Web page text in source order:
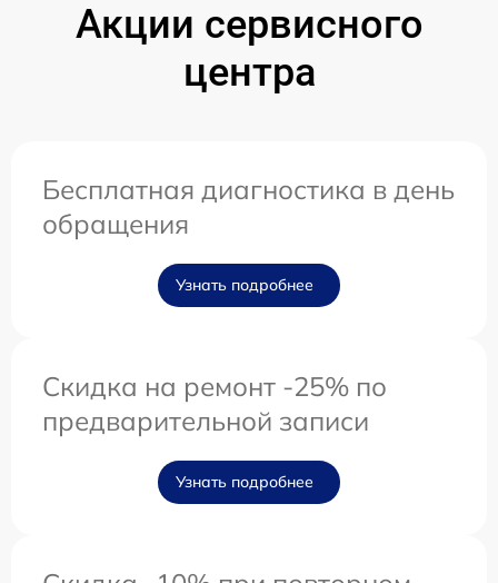
Акции сервисного
центра
Бесплатная диагностика в день
обращения
Узнать подробнее
Скидка на ремонт -25% по
предварительной записи
Узнать подробнее